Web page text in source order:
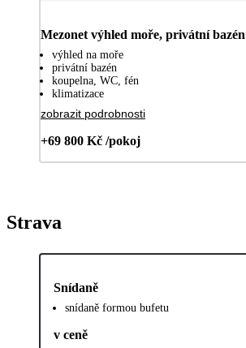
Mezonet výhled moře, privátní bazén
výhled na moře
privátní bazén
koupelna, WC, fén
klimatizace
zobrazit podrobnosti
+69 800 Kč /pokoj
Strava
Snídaně
snídaně formou bufetu
v ceně